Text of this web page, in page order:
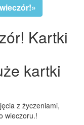
Kartki
kartki
z życzeniami,
wieczoru.!